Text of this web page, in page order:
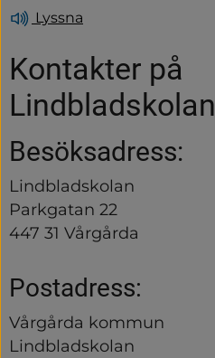
Lyssna
Kontakter på
Lindbladskolan
Besöksadress:
Lindbladskolan
Parkgatan 22
447 31 Vårgårda
Postadress:
Vårgårda kommun
Lindbladskolan